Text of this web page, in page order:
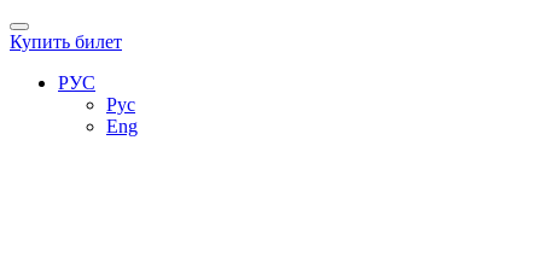
Купить билет
РУС
Рус
Eng